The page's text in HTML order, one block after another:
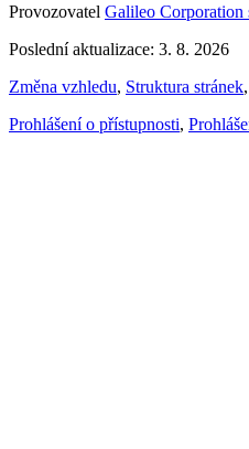
Provozovatel Galileo Corporation
Poslední aktualizace: 3. 8. 2026
Změna vzhledu, Struktura stránek,
Prohlášení o přístupnosti,